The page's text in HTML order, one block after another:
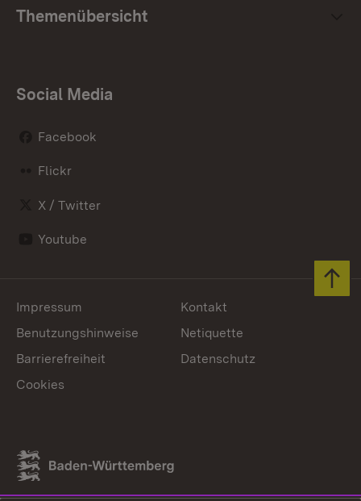
Themenübersicht
Social Media
Facebook
Flickr
X / Twitter
Youtube
Link zum Landesportal
Impressum
Kontakt
Benutzungshinweise
Netiquette
Barrierefreiheit
Datenschutz
Cookies